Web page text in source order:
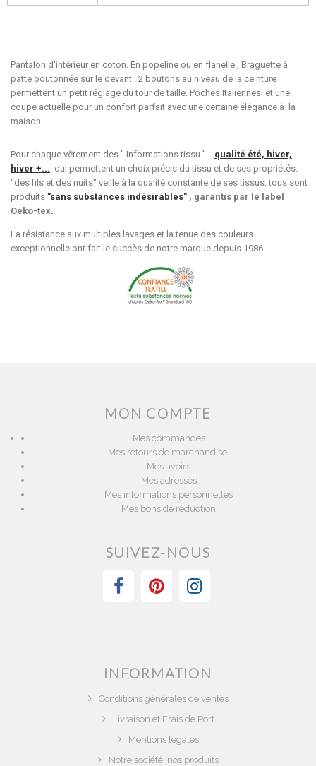
Pantalon d'intérieur en coton. En popeline ou en flanelle , Braguette à
patte boutonnée sur le devant . 2 boutons au niveau de la ceinture
permettent un petit réglage du tour de taille. Poches Italiennes et une
coupe actuelle pour un confort parfait avec une certaine élégance à la
maison...
Pour chaque vêtement des " Informations tissu " : qualité été, hiver,
hiver +... qui permettent un choix précis du tissu et de ses propriétés.
"des fils et des nuits" veille à la qualité constante de ses tissus, tous sont
produits "sans substances indésirables" , garantis par le label
Oeko-tex.
La résistance aux multiples lavages et la tenue des couleurs
exceptionnelle ont fait le succès de notre marque depuis 1986.
MON COMPTE
Mes commandes
Mes retours de marchandise
Mes avoirs
Mes adresses
Mes informations personnelles
Mes bons de réduction
SUIVEZ-NOUS
INFORMATION
Conditions générales de ventes
Livraison et Frais de Port
Mentions légales
Notre société, nos produits